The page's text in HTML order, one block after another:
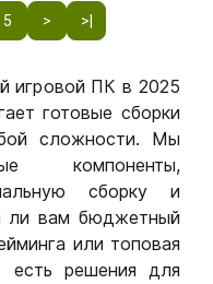
5 > >|
игровой ПК в 2025
готовые сборки
сложности. Мы
компоненты,
сборку и
ли вам бюджетный
или топовая
решения для